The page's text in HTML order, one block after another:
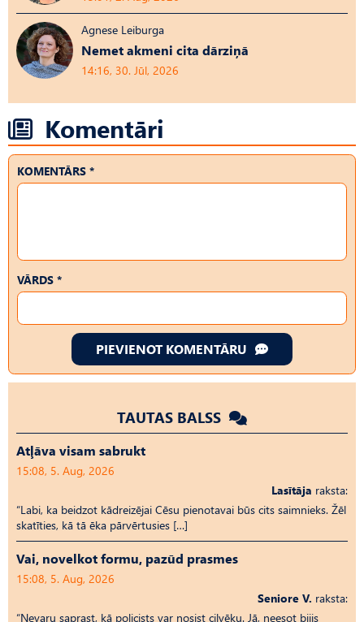
Agnese Leiburga
Nemet akmeni cita dārziņā
14:16, 30. Jūl, 2026
Komentāri
KOMENTĀRS *
VĀRDS *
PIEVIENOT KOMENTĀRU
TAUTAS BALSS
Atļāva visam sabrukt
15:08, 5. Aug, 2026
Lasītāja raksta:
“Labi, ka beidzot kādreizējai Cēsu pienotavai būs cits saimnieks. Žēl
skatīties, kā tā ēka pārvērtusies […]
Vai, novelkot formu, pazūd prasmes
15:08, 5. Aug, 2026
Seniore V. raksta:
“Nevaru saprast, kā policists var nosist cilvēku. Jā, neesot bijis